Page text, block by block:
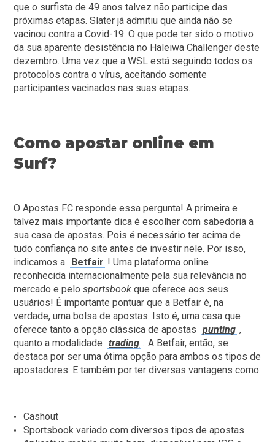
que o surfista de 49 anos talvez não participe das
próximas etapas. Slater já admitiu que ainda não se
vacinou contra a Covid-19. O que pode ter sido o motivo
da sua aparente desistência no Haleiwa Challenger deste
dezembro. Uma vez que a WSL está seguindo todos os
protocolos contra o vírus, aceitando somente
participantes vacinados nas suas etapas.
Como apostar online em
Surf?
O Apostas FC responde essa pergunta! A primeira e
talvez mais importante dica é escolher com sabedoria a
sua casa de apostas. Pois é necessário ter acima de
tudo confiança no site antes de investir nele. Por isso,
indicamos a Betfair ! Uma plataforma online
reconhecida internacionalmente pela sua relevância no
mercado e pelosportsbook que oferece aos seus
usuários! É importante pontuar que a Betfair é, na
verdade, uma bolsa de apostas. Isto é, uma casa que
oferece tanto a opção clássica de apostas
punting ,
quanto a modalidade
trading .A Betfair, então, se
destaca por ser uma ótima opção para ambos os tipos de
apostadores. E também por ter diversas vantagens como:
Cashout
Sportsbook variado com diversos tipos de apostas